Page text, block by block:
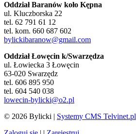
Oddział Baranów koło Kępna
ul. Kluczborska 22
tel. 62 791 61 12
tel. kom. 660 687 602
bylickibaranow@gmail.com
Oddział Łowęcin k/Swarzędza
ul. Łowiecka 3 Łowęcin
63-020 Swarzędz
tel. 606 895 950
tel. 604 540 038
lowecin-bylicki@o2.pl
© 2026 Bylicki | Systemy CMS Telvinet.pl